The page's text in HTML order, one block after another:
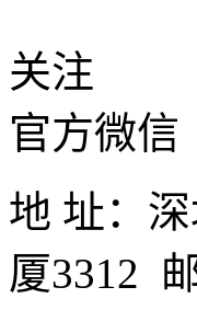
关注
官方微信
地 址：
厦3312